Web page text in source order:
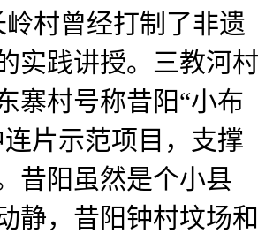
村曾经打制了非遗
实践讲授。三教河村
寨村号称昔阳“小布
片示范项目，支撑
昔阳虽然是个小县
静，昔阳钟村坟场和